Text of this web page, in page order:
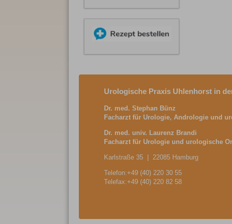
Urologische Praxis Uhlenhorst in
Dr. med. Stephan Bünz
Facharzt für Urologie, Andrologie und u
Dr. med. univ. Laurenz Brandi
Facharzt für Urologie und urologische
Karlstraße 35 | 22085 Hamburg
Telefon:+49 (40) 220 30 55
Telefax:+49 (40) 220 82 58